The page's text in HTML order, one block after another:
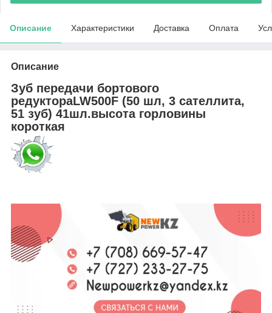
Описание Характеристики Доставка Оплата
Описание
Зуб передачи бортового
редуктораLW500F (50 шл, 3 сателлита,
51 зуб) 41шл.высота горловины
короткая